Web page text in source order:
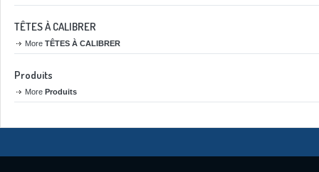
TÊTES À CALIBRER
More TÊTES À CALIBRER
Produits
More Produits